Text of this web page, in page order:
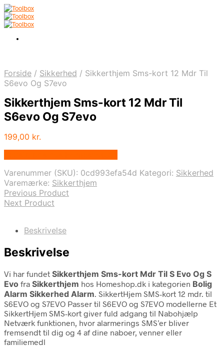
Forside / Sikkerhed / Sikkerthjem Sms-kort 12 Mdr Til
S6evo Og S7evo
Sikkerthjem Sms-kort 12 Mdr Til
S6evo Og S7evo
199,00 kr.
Varenummer (SKU): 0cd993efa54d Kategori: Sikkerhed
Varemærke: Sikkerthjem
Previous Product
Next Product
Beskrivelse
Beskrivelse
Vi har fundet Sikkerthjem Sms-kort Mdr Til S Evo Og S
Evo fra Sikkerthjem hos Homeshop.dk i kategorien Bolig
Alarm Sikkerhed Alarm. SikkertHjem SMS-kort 12 mdr. til
S6EVO og S7EVO Passer til S6EVO og S7EVO modellerne Et
SikkertHjem SMS-kort giver fuld adgang til Nabohjælp
Netværk funktionen, hvor alarmerings SMS’er bliver
fremsendt til dig og 4 af dine naboer, venner eller
familiemedl